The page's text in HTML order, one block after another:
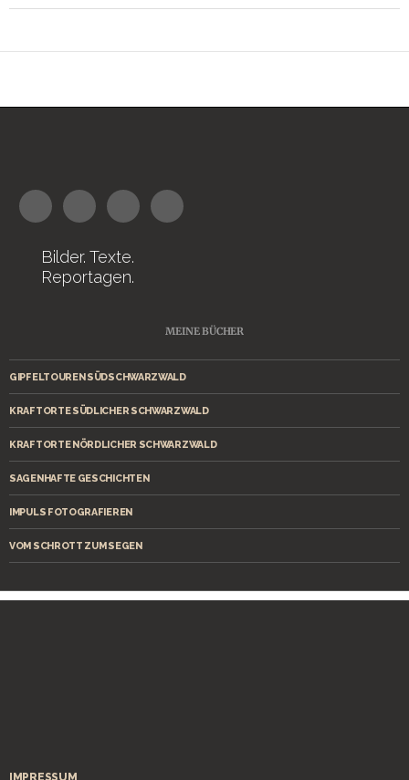
Bilder. Texte.
Reportagen.
MEINE BÜCHER
GIPFELTOUREN SÜDSCHWARZWALD
KRAFTORTE SÜDLICHER SCHWARZWALD
KRAFTORTE NÖRDLICHER SCHWARZWALD
SAGENHAFTE GESCHICHTEN
IMPULS FOTOGRAFIEREN
VOM SCHROTT ZUM SEGEN
IMPRESSUM